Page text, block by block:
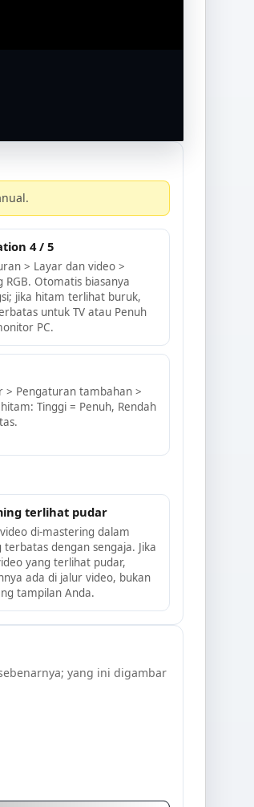
4 / 5
> Layar dan video >
RGB. Otomatis biasanya
jika hitam terlihat buruk,
untuk TV atau Penuh
PC.
> Pengaturan tambahan >
Tinggi = Penuh, Rendah
terlihat pudar
di-mastering dalam
terbatas dengan sengaja. Jika
yang terlihat pudar,
ada di jalur video, bukan
tampilan Anda.
yang ini digambar